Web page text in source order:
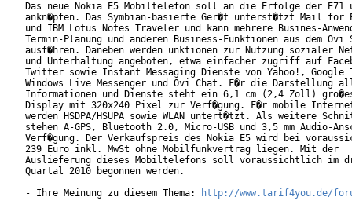
Das neue Nokia E5 Mobiltelefon soll an die Erfolge der E71
ankn�pfen. Das Symbian-basierte Ger�t unterst�tzt Mail for
und IBM Lotus Notes Traveler und kann mehrere Busines-
Termin-Planung und anderen Business-Funktionen aus dem Ovi
ausf�hren. Daneben werden unktionen zur Nutzung sozialer
und Unterhaltung angeboten, etwa einfacher zugriff auf
Twitter sowie Instant Messaging Dienste von Yahoo!, Google
Windows Live Messenger und Ovi Chat. F�r die Darstellung
Informationen und Dienste steht ein 6,1 cm (2,4 Zoll) gro�es
Display mit 320x240 Pixel zur Verf�gung. F�r mobile
werden HSDPA/HSUPA sowie WLAN untert�tzt. Als weitere
stehen A-GPS, Bluetooth 2.0, Micro-USB und 3,5 mm Audio-
Verf�gung. Der Verkaufspreis des Nokia E5 wird bei
239 Euro inkl. MwSt ohne Mobilfunkvertrag liegen. Mit der
Auslieferung dieses Mobiltelefons soll voraussichtlich im
Quartal 2010 begonnen werden.
- Ihre Meinung zu diesem Thema:
http://www.tarif4you.de/